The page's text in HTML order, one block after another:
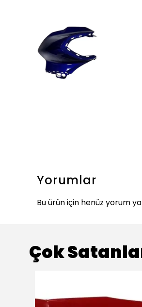
Yorumlar
Bu ürün için henüz yorum
Çok